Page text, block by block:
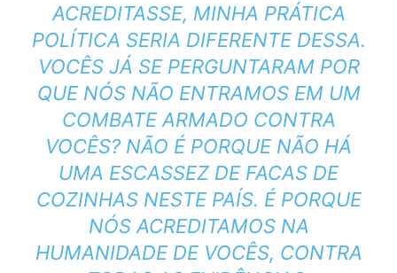
ACREDITASSE, MINHA PRÁTICA
POLÍTICA SERIA DIFERENTE DESSA.
VOCÊS JÁ SE PERGUNTARAM POR
QUE NÓS NÃO ENTRAMOS EM UM
COMBATE ARMADO CONTRA
VOCÊS? NÃO É PORQUE NÃO HÁ
UMA ESCASSEZ DE FACAS DE
COZINHAS NESTE PAÍS. É PORQUE
NÓS ACREDITAMOS NA
HUMANIDADE DE VOCÊS, CONTRA